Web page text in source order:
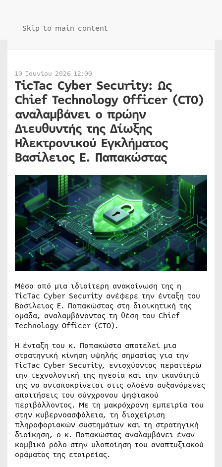
Skip to main content
10 Ιουνίου 2026 12:00
TicTac Cyber Security: Ως
Chief Technology Officer (CTO)
αναλαμβάνει ο πρώην
Διευθυντής της Δίωξης
Ηλεκτρονικού Εγκλήματος
Βασίλειος Ε. Παπακώστας
Μέσα από μια ιδιαίτερη ανακοίνωση της η
TicTac Cyber Security ανέφερε την ένταξη του
Βασίλειος Ε. Παπακώστας στη διοικητική της
ομάδα, αναλαμβάνοντας τη θέση του Chief
Technology Officer (CTO).
Η ένταξη του κ. Παπακώστα αποτελεί μια
στρατηγική κίνηση υψηλής σημασίας για την
TicTac Cyber Security, ενισχύοντας περαιτέρω
την τεχνολογική της ηγεσία και την ικανότητά
της να ανταποκρίνεται στις ολοένα αυξανόμενες
απαιτήσεις του σύγχρονου ψηφιακού
περιβάλλοντος. Με τη μακρόχρονη εμπειρία του
στην κυβερνοασφάλεια, τη διαχείριση
πληροφοριακών συστημάτων και τη στρατηγική
διοίκηση, ο κ. Παπακώστας αναλαμβάνει έναν
κομβικό ρόλο στην υλοποίηση του αναπτυξιακού
οράματος της εταιρείας.